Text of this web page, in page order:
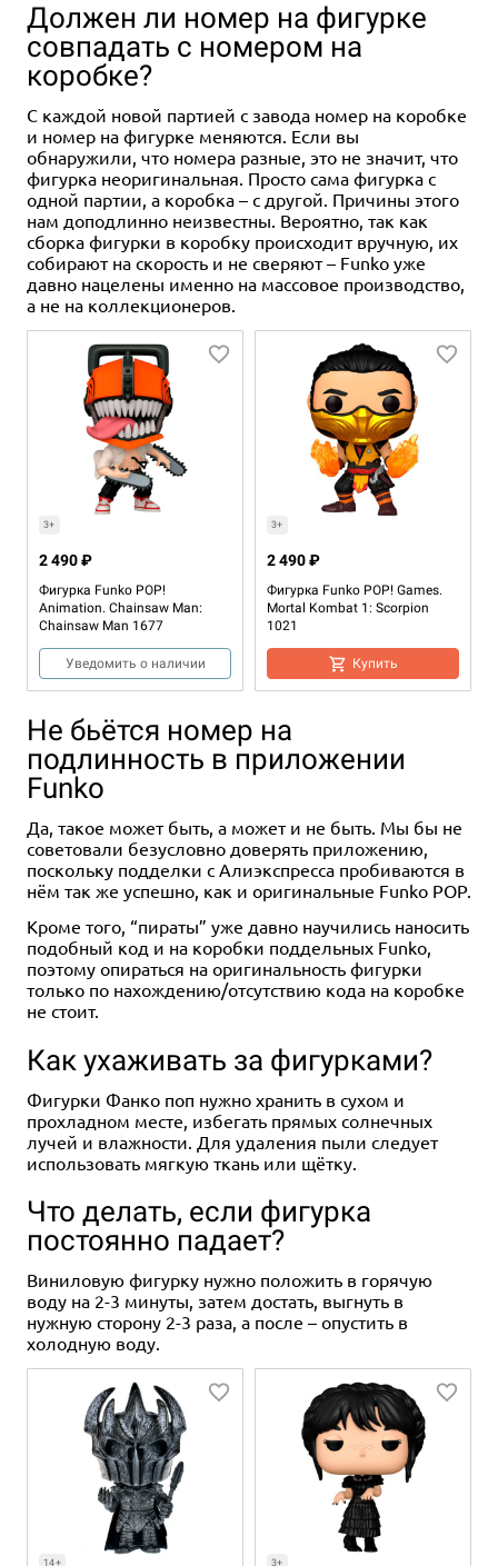
Должен ли номер на фигурке
совпадать с номером на
коробке?
С каждой новой партией с завода номер на коробке
и номер на фигурке меняются. Если вы
обнаружили, что номера разные, это не значит, что
фигурка неоригинальная. Просто сама фигурка с
одной партии, а коробка – с другой. Причины этого
нам доподлинно неизвестны. Вероятно, так как
сборка фигурки в коробку происходит вручную, их
собирают на скорость и не сверяют – Funko уже
давно нацелены именно на массовое производство,
а не на коллекционеров.
3+
Фигурка Funko POP!
Animation. Chainsaw Man:
Chainsaw Man 1677
2 490 ₽
Уведомить о наличии
3+
Фигурка Funko POP! Games.
Mortal Kombat 1: Scorpion
1021
2 490 ₽
Купить
3+
Фигурка Funko POP! Movies.
Shrek: Shrek 1594
2 490 ₽
Не бьётся номер на
подлинность в приложении
Funko
Да, такое может быть, а может и не быть. Мы бы не
советовали безусловно доверять приложению,
поскольку подделки с Алиэкспресса пробиваются в
нём так же успешно, как и оригинальные Funko POP.
Кроме того, “пираты” уже давно научились наносить
подобный код и на коробки поддельных Funko,
поэтому опираться на оригинальность фигурки
только по нахождению/отсутствию кода на коробке
не стоит.
Как ухаживать за фигурками?
Фигурки Фанко поп нужно хранить в сухом и
прохладном месте, избегать прямых солнечных
лучей и влажности. Для удаления пыли следует
использовать мягкую ткань или щётку.
Что делать, если фигурка
постоянно падает?
Виниловую фигурку нужно положить в горячую
воду на 2-3 минуты, затем достать, выгнуть в
нужную сторону 2-3 раза, а после – опустить в
холодную воду.
14+ 3+